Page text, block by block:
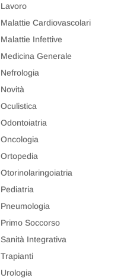
Lavoro
Malattie Cardiovascolari
Malattie Infettive
Medicina Generale
Nefrologia
Novità
Oculistica
Odontoiatria
Oncologia
Ortopedia
Otorinolaringoiatria
Pediatria
Pneumologia
Primo Soccorso
Sanità Integrativa
Trapianti
Urologia